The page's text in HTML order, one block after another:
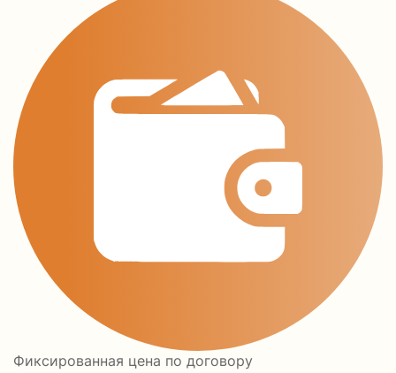
Фиксированная цена по договору